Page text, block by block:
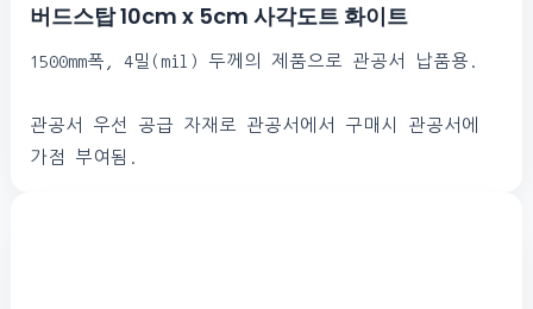
버드스탑 10cm x 5cm 사각도트 화이트​
1500mm폭, 4밀(mil) 두께의 제품으로 관공서 납품용.
관공서 우선 공급 자재로 관공서에서 구매시 관공서에
가점 부여됨.